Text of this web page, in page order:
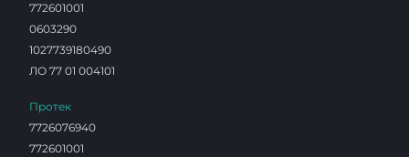
772601001
0603290
1027739180490
ЛО 77 01 004101
Протек
7726076940
772601001